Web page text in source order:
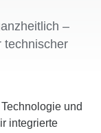
–
technischer
und
integrierte